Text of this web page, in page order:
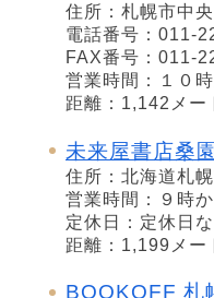
住所：札幌市中
電話番号：011-
FAX番号：011-
営業時間：１０
距離：1,142メー
未来屋書店桑
住所：北海道札
営業時間：９時
定休日：定休日
距離：1,199メー
BOOKOFF 札